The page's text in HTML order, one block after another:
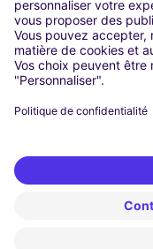
Milan
Rome
Turin
Vienne
Berlin
Düsseldorf